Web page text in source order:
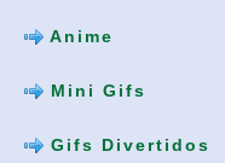
Anime
Mini Gifs
Gifs Divertidos